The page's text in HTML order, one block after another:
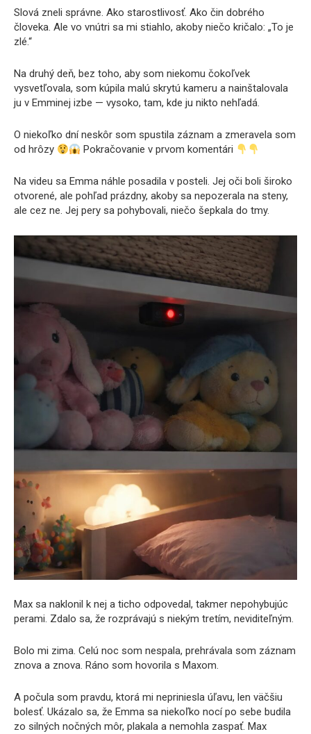
Slová zneli správne. Ako starostlivosť. Ako čin dobrého
človeka. Ale vo vnútri sa mi stiahlo, akoby niečo kričalo: „To je
zlé.“
Na druhý deň, bez toho, aby som niekomu čokoľvek
vysvetľovala, som kúpila malú skrytú kameru a nainštalovala
ju v Emminej izbe — vysoko, tam, kde ju nikto nehľadá.
O niekoľko dní neskôr som spustila záznam a zmeravela som
od hrôzy
Pokračovanie v prvom komentári
Na videu sa Emma náhle posadila v posteli. Jej oči boli široko
otvorené, ale pohľad prázdny, akoby sa nepozerala na steny,
ale cez ne. Jej pery sa pohybovali, niečo šepkala do tmy.
Max sa naklonil k nej a ticho odpovedal, takmer nepohybujúc
perami. Zdalo sa, že rozprávajú s niekým tretím, neviditeľným.
Bolo mi zima. Celú noc som nespala, prehrávala som záznam
znova a znova. Ráno som hovorila s Maxom.
A počula som pravdu, ktorá mi nepriniesla úľavu, len väčšiu
bolesť. Ukázalo sa, že Emma sa niekoľko nocí po sebe budila
zo silných nočných môr, plakala a nemohla zaspať. Max